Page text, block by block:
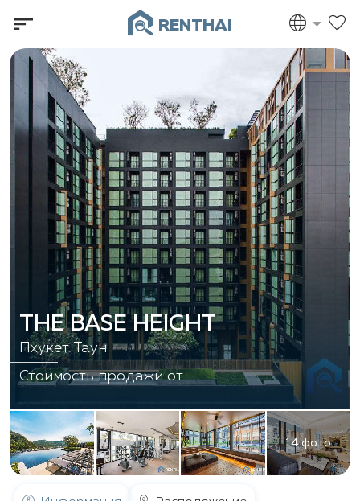
RENTHAI
14 фото
THE BASE HEIGHT
Пхукет Таун
Стоимость продажи от